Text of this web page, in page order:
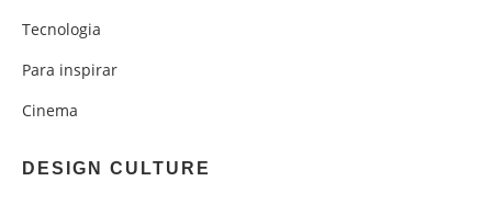
Tecnologia
Para inspirar
Cinema
DESIGN CULTURE